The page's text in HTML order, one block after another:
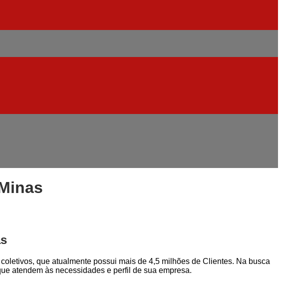
que atualmente possui mais de 4,5 milhões de Clientes. Na busca
atendem às necessidades e perfil de sua empresa.